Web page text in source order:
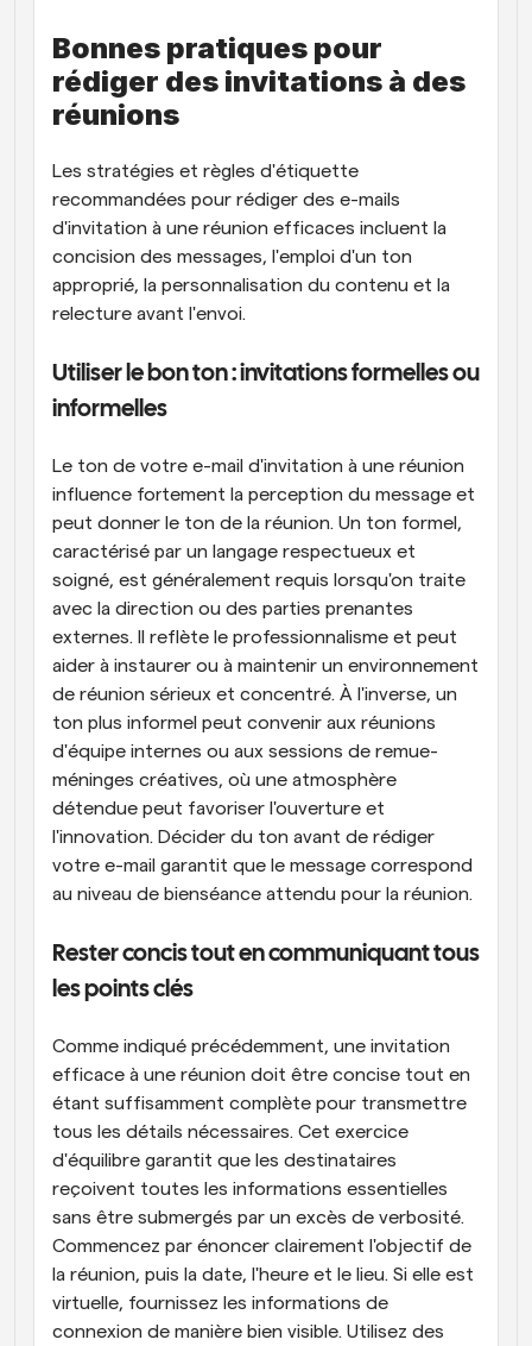
Bonnes pratiques pour
rédiger des invitations à des
réunions
Les stratégies et règles d'étiquette
recommandées pour rédiger des e-mails
d'invitation à une réunion efficaces incluent la
concision des messages, l'emploi d'un ton
approprié, la personnalisation du contenu et la
relecture avant l'envoi.
Utiliser le bon ton : invitations formelles ou
informelles
Le ton de votre e-mail d'invitation à une réunion
influence fortement la perception du message et
peut donner le ton de la réunion. Un ton formel,
caractérisé par un langage respectueux et
soigné, est généralement requis lorsqu'on traite
avec la direction ou des parties prenantes
externes. Il reflète le professionnalisme et peut
aider à instaurer ou à maintenir un environnement
de réunion sérieux et concentré. À l'inverse, un
ton plus informel peut convenir aux réunions
d'équipe internes ou aux sessions de remue-
méninges créatives, où une atmosphère
détendue peut favoriser l'ouverture et
l'innovation. Décider du ton avant de rédiger
votre e-mail garantit que le message correspond
au niveau de bienséance attendu pour la réunion.
Rester concis tout en communiquant tous
les points clés
Comme indiqué précédemment, une invitation
efficace à une réunion doit être concise tout en
étant suffisamment complète pour transmettre
tous les détails nécessaires. Cet exercice
d'équilibre garantit que les destinataires
reçoivent toutes les informations essentielles
sans être submergés par un excès de verbosité.
Commencez par énoncer clairement l'objectif de
la réunion, puis la date, l'heure et le lieu. Si elle est
virtuelle, fournissez les informations de
connexion de manière bien visible. Utilisez des